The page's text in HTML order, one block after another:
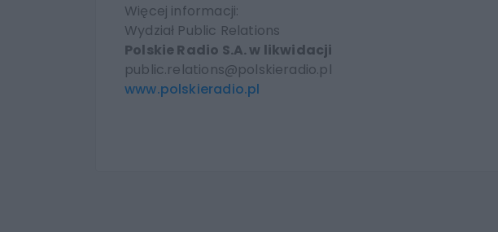
Więcej informacji:
Wydział Public Relations
Polskie Radio S.A. w likwidacji
public.relations@polskieradio.pl
www.polskieradio.pl